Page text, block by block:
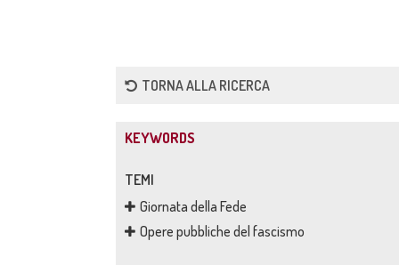
TORNA ALLA RICERCA
KEYWORDS
TEMI
Giornata della Fede
Opere pubbliche del fascismo